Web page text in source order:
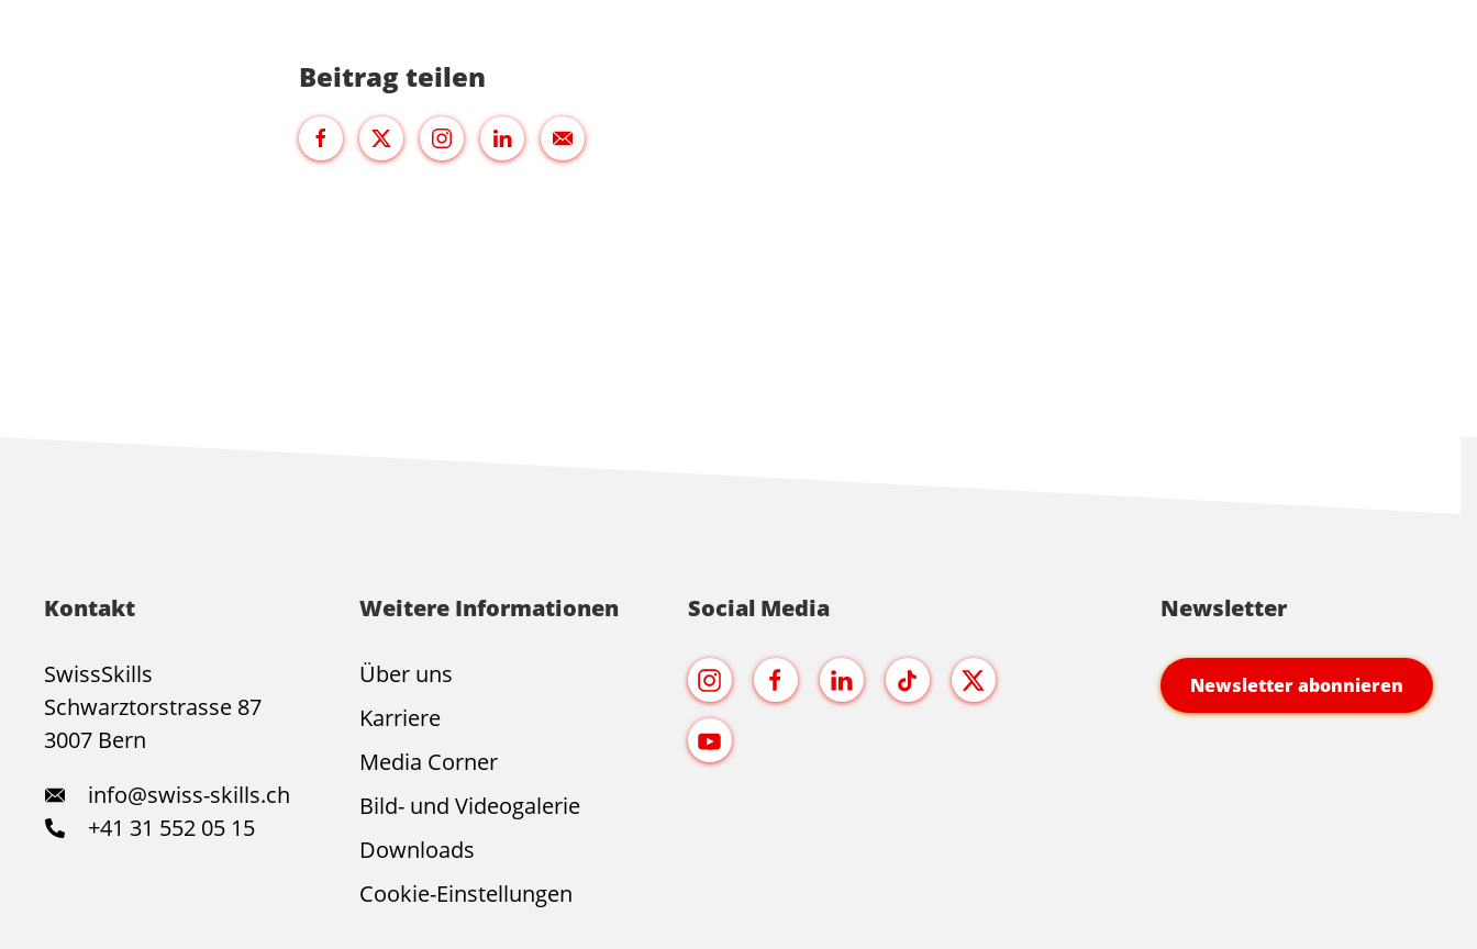
Beitrag teilen
Kontakt
SwissSkills
Schwarztorstrasse 87
3007 Bern
info@swiss-skills.ch
+41 31 552 05 15
Weitere Informationen
Über uns
Karriere
Media Corner
Bild- und Videogalerie
Downloads
Cookie-Einstellungen
Social Media Newsletter
Newsletter abonnieren